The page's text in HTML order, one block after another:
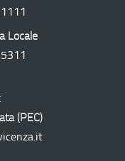
Locale
(PEC)